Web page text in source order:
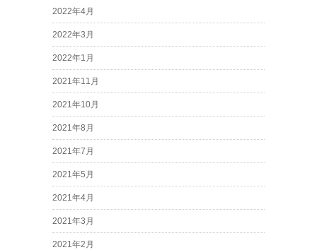
2022年4月
2022年3月
2022年1月
2021年11月
2021年10月
2021年8月
2021年7月
2021年5月
2021年4月
2021年3月
2021年2月